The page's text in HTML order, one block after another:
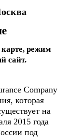
режим
сайт.
Company
которая
на
2015 года
под